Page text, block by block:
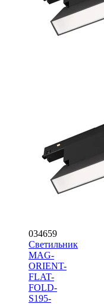
034659
Светильник
MAG-
ORIENT-
FLAT-
FOLD-
S195-